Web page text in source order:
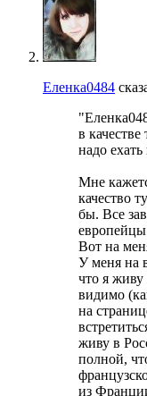
Еленка0484
в
надо
Мне
качество
бы. Все
Вот на
У меня на
что я живу
видимо
на
живу в
полной,
из